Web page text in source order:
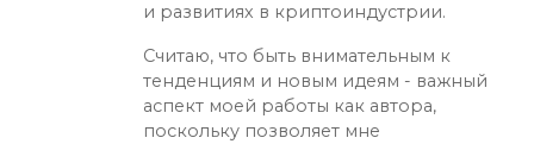
и развитиях в криптоиндустрии.
Считаю, что быть внимательным к
тенденциям и новым идеям - важный
аспект моей работы как автора,
поскольку позволяет мне